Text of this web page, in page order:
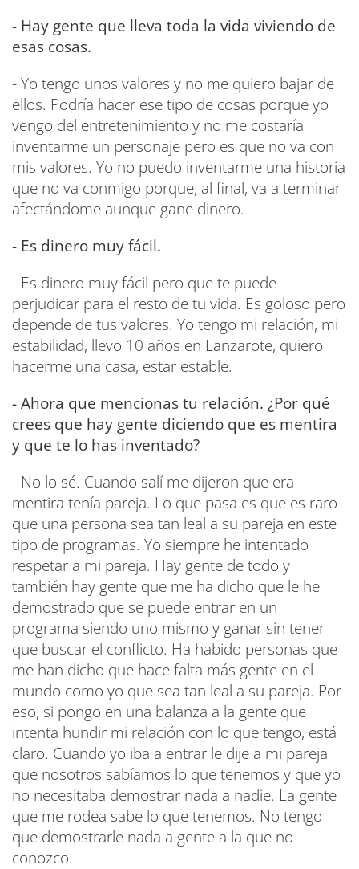
- Hay gente que lleva toda la vida viviendo de
esas cosas.
- Yo tengo unos valores y no me quiero bajar de
ellos. Podría hacer ese tipo de cosas porque yo
vengo del entretenimiento y no me costaría
inventarme un personaje pero es que no va con
mis valores. Yo no puedo inventarme una historia
que no va conmigo porque, al final, va a terminar
afectándome aunque gane dinero.
- Es dinero muy fácil.
- Es dinero muy fácil pero que te puede
perjudicar para el resto de tu vida. Es goloso pero
depende de tus valores. Yo tengo mi relación, mi
estabilidad, llevo 10 años en Lanzarote, quiero
hacerme una casa, estar estable.
- Ahora que mencionas tu relación. ¿Por qué
crees que hay gente diciendo que es mentira
y que te lo has inventado?
- No lo sé. Cuando salí me dijeron que era
mentira tenía pareja. Lo que pasa es que es raro
que una persona sea tan leal a su pareja en este
tipo de programas. Yo siempre he intentado
respetar a mi pareja. Hay gente de todo y
también hay gente que me ha dicho que le he
demostrado que se puede entrar en un
programa siendo uno mismo y ganar sin tener
que buscar el conflicto. Ha habido personas que
me han dicho que hace falta más gente en el
mundo como yo que sea tan leal a su pareja. Por
eso, si pongo en una balanza a la gente que
intenta hundir mi relación con lo que tengo, está
claro. Cuando yo iba a entrar le dije a mi pareja
que nosotros sabíamos lo que tenemos y que yo
no necesitaba demostrar nada a nadie. La gente
que me rodea sabe lo que tenemos. No tengo
que demostrarle nada a gente a la que no
conozco.